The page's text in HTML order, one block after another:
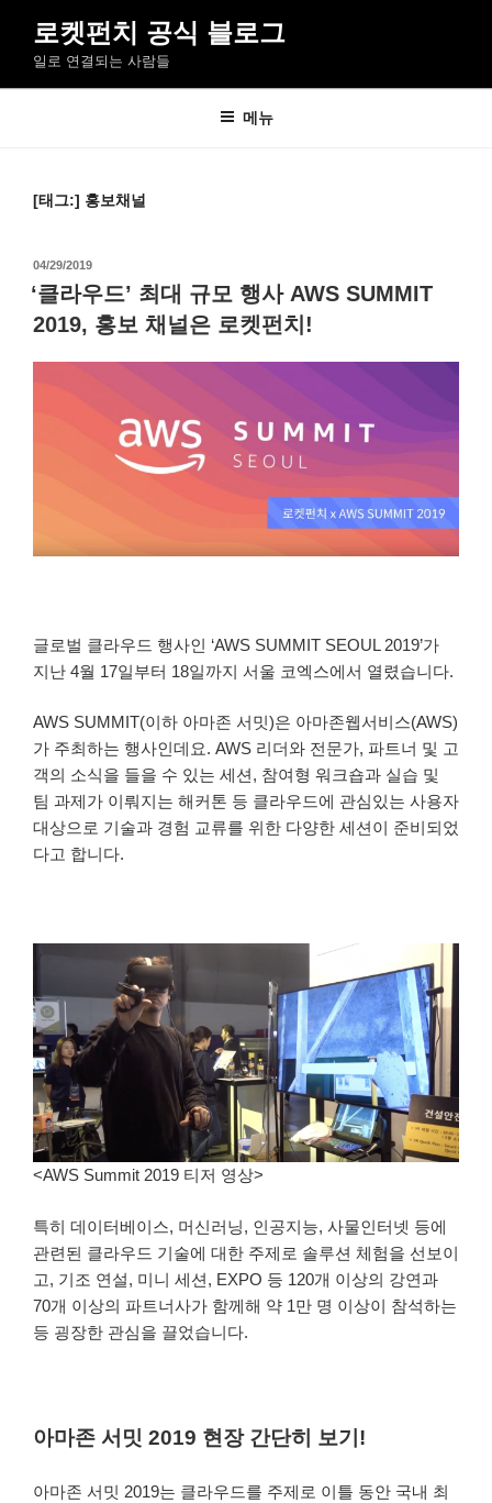
로
로켓펀치 공식 블로그
일로 연결되는 사람들
메뉴
[태그:] 홍보채널
작
성
일
자
04/29/2019
‘클라우드’ 최대 규모 행사 AWS SUMMIT
2019, 홍보 채널은 로켓펀치!
글로벌 클라우드 행사인 ‘AWS SUMMIT SEOUL 2019’가
지난 4월 17일부터 18일까지 서울 코엑스에서 열렸습니다.
AWS SUMMIT(이하 아마존 서밋)은 아마존웹서비스(AWS)
가 주최하는 행사인데요. AWS 리더와 전문가, 파트너 및 고
객의 소식을 들을 수 있는 세션, 참여형 워크숍과 실습 및
팀 과제가 이뤄지는 해커톤 등 클라우드에 관심있는 사용자
대상으로 기술과 경험 교류를 위한 다양한 세션이 준비되었
다고 합니다.
<AWS Summit 2019 티저 영상>
특히 데이터베이스, 머신러닝, 인공지능, 사물인터넷 등에
관련된 클라우드 기술에 대한 주제로 솔루션 체험을 선보이
고, 기조 연설, 미니 세션, EXPO 등 120개 이상의 강연과
70개 이상의 파트너사가 함께해 약 1만 명 이상이 참석하는
등 굉장한 관심을 끌었습니다.
아마존 서밋 2019 현장 간단히 보기!
아마존 서밋 2019는 클라우드를 주제로 이틀 동안 국내 최